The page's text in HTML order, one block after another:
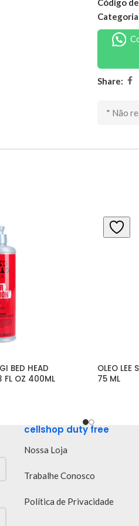
Código
Share:
* Não
BED HEAD
FL OZ 400ML
OLEO LEE
75 ML
cellshop duty free
Nossa Loja
Trabalhe Conosco
Política de Privacidade